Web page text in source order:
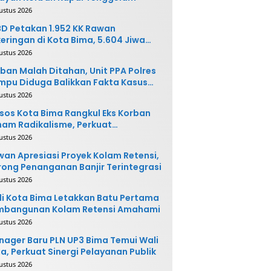
2026
Petakan 1.952 KK Rawan
di Kota Bima, 5.604 Jiwa
Terdampak
2026
Malah Ditahan, Unit PPA Polres
Diduga Balikkan Fakta Kasus
2026
Kota Bima Rangkul Eks Korban
Radikalisme, Perkuat
Sosial
2026
Apresiasi Proyek Kolam Retensi,
Penanganan Banjir Terintegrasi
2026
Kota Bima Letakkan Batu Pertama
Kolam Retensi Amahami
2026
Baru PLN UP3 Bima Temui Wali
Perkuat Sinergi Pelayanan Publik
2026